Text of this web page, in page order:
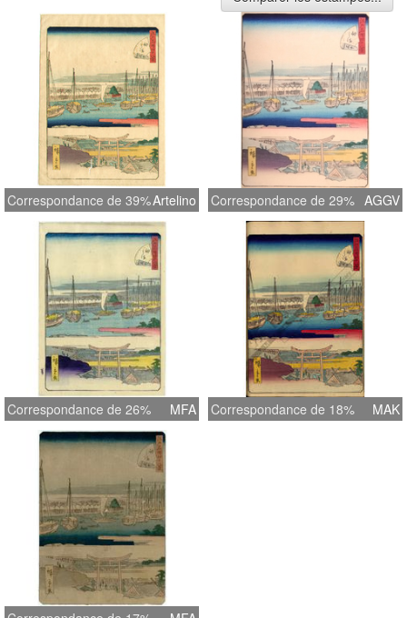
Correspondance de 39%Artelino Correspondance de 29% AGGV
Correspondance de 26% MFA Correspondance de 18% MAK